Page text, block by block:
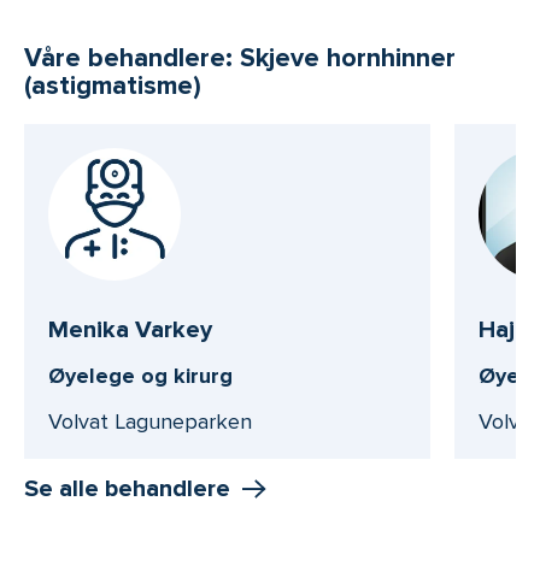
Våre behandlere: Skjeve hornhinner
(astigmatisme)
Menika Varkey
Øyelege og kirurg
Volvat Laguneparken
Se alle behandlere